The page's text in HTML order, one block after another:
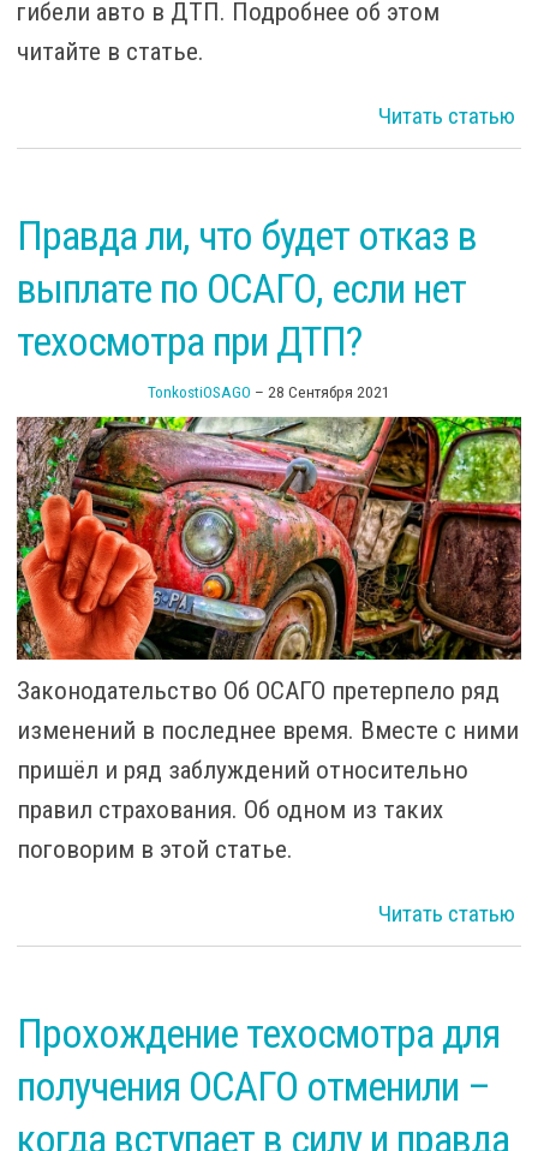
гибели авто в ДТП. Подробнее об этом
читайте в статье.
Читать статью
Правда ли, что будет отказ в
выплате по ОСАГО, если нет
техосмотра при ДТП?
TonkostiOSAGO – 28 Сентября 2021
Законодательство Об ОСАГО претерпело ряд
изменений в последнее время. Вместе с ними
пришёл и ряд заблуждений относительно
правил страхования. Об одном из таких
поговорим в этой статье.
Читать статью
Прохождение техосмотра для
получения ОСАГО отменили –
когда вступает в силу и правда